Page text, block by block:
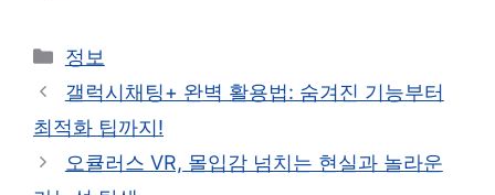
카
테
리
정보
갤럭시채팅+ 완벽 활용법: 숨겨진 기능부터
최적화 팁까지!
오큘러스 VR, 몰입감 넘치는 현실과 놀라운